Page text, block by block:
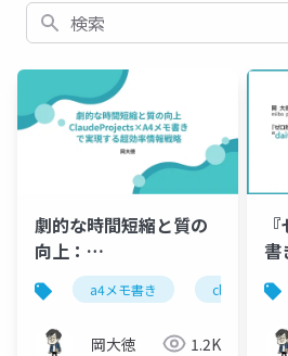
検索
劇的な時間短縮と質の
向上：
ClaudeProjects×A4
メモ書きで実現する超
効率情報戦略
a4メモ書き claude
岡大徳 1.2K
書
て